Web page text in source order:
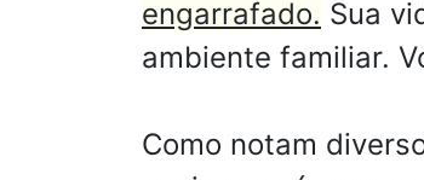
engarrafado. Sua
ambiente familiar.
Como notam